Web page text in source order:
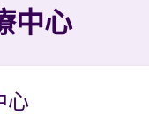
中心
心